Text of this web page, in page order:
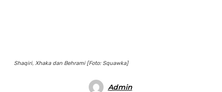
Shaqiri, Xhaka dan Behrami [Foto: Squawka]
Admin